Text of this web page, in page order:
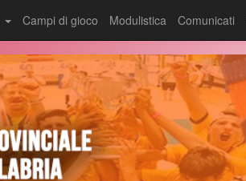
Campi di gioco Modulistica Comunicati